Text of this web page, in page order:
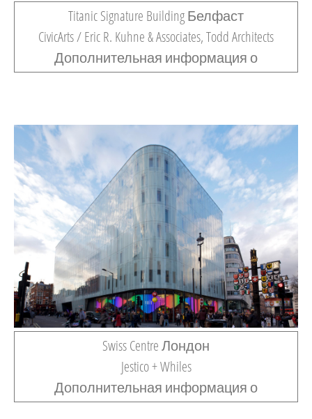
Titanic Signature Building Белфаст
CivicArts / Eric R. Kuhne & Associates, Todd Architects
Дополнительная информация о
Swiss Centre Лондон
Jestico + Whiles
Дополнительная информация о